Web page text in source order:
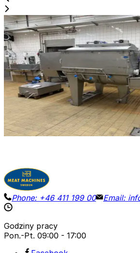
Używane
WOLFKING TSMV 1750 L
ID NR3228
290 x 180 x 225 cm
Wolfking TSMV 1750 L mieszalnik
przeznaczony do chłodzenia z
solidna i niezawodna maszyna.
Szczegóły Poproś o wycenę
Phone: +46 411 199 00 Email:
Godziny pracy
Pon.-Pt. 09:00 - 17:00